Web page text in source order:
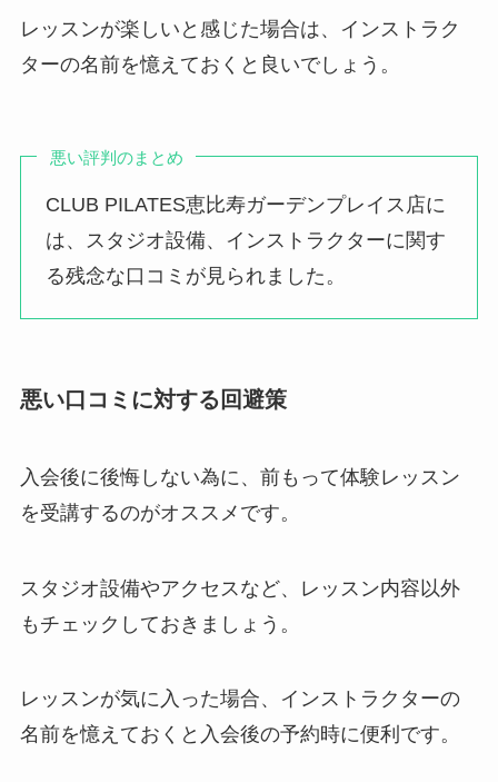
レッスンが楽しいと感じた場合は、インストラク
ターの名前を憶えておくと良いでしょう。
悪い評判のまとめ
CLUB PILATES恵比寿ガーデンプレイス店に
は、スタジオ設備、インストラクターに関す
る残念な口コミが見られました。
悪い口コミに対する回避策
入会後に後悔しない為に、前もって体験レッスン
を受講するのがオススメです。
スタジオ設備やアクセスなど、レッスン内容以外
もチェックしておきましょう。
レッスンが気に入った場合、インストラクターの
名前を憶えておくと入会後の予約時に便利です。